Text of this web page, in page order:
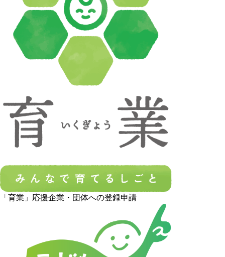
「育業」応援企業・団体への登録申請